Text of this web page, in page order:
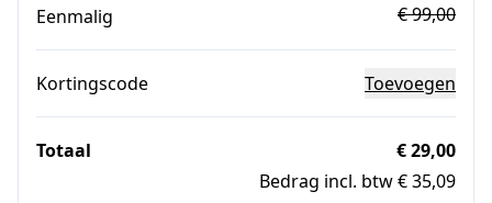
Eenmalig
€ 99,00
Kortingscode Toevoegen
Totaal
€ 29,00
Bedrag incl. btw € 35,09